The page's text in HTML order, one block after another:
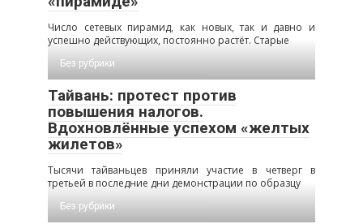
Число сетевых пирамид, как новых, так и давно и
успешно действующих, постоянно растёт. Старые
Без рубрики
Тайвань: протест против
повышения налогов.
Вдохновлённые успехом «желтых
жилетов»
Тысячи тайваньцев приняли участие в четверг в
третьей в последние дни демонстрации по образцу
Без рубрики